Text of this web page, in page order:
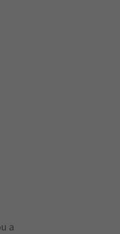
a